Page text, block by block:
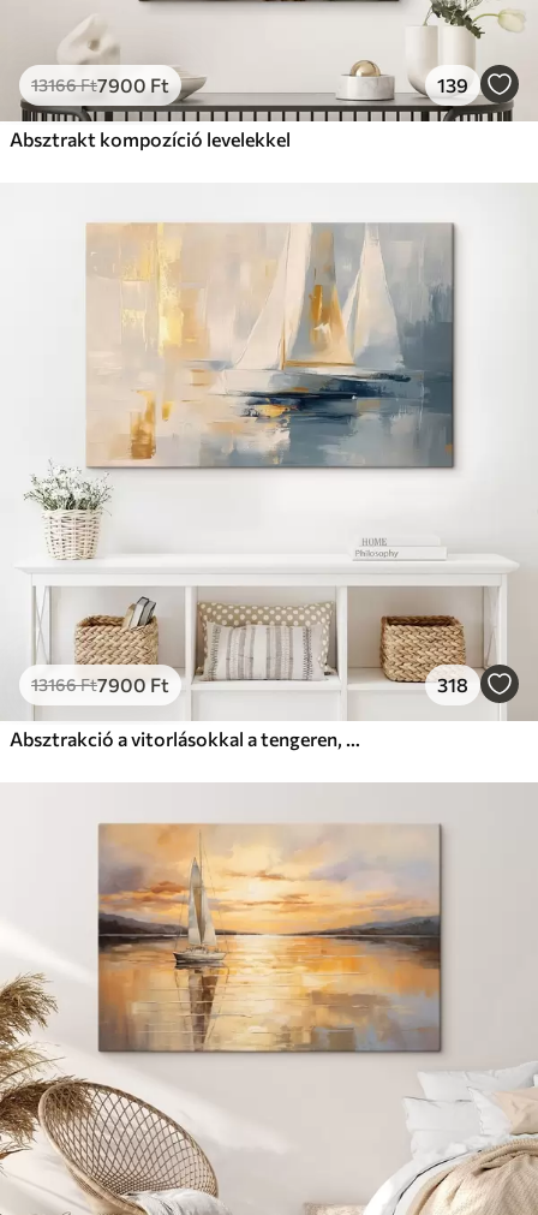
13166Ft7900 Ft 139
Absztrakt kompozíció levelekkel
13166Ft7900 Ft 318
Absztrakció a vitorlásokkal a tengeren, akril stílusban, naplemente